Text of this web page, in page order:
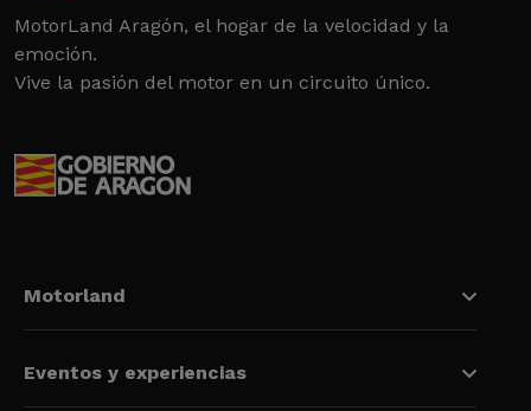
MotorLand Aragón, el hogar de la velocidad y la
emoción.
Vive la pasión del motor en un circuito único.
Motorland
Eventos y experiencias